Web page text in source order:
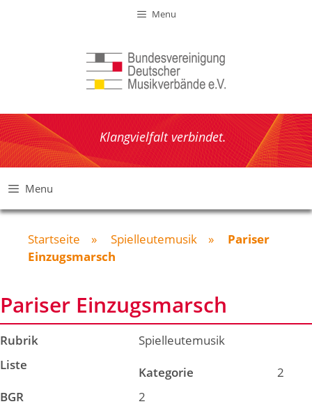
Menu
Klangvielfalt verbindet.
Menu
Startseite » Spielleutemusik » Pariser
Einzugsmarsch
Pariser Einzugsmarsch
Rubrik
Spielleutemusik
Liste
Kategorie
2
BGR
2